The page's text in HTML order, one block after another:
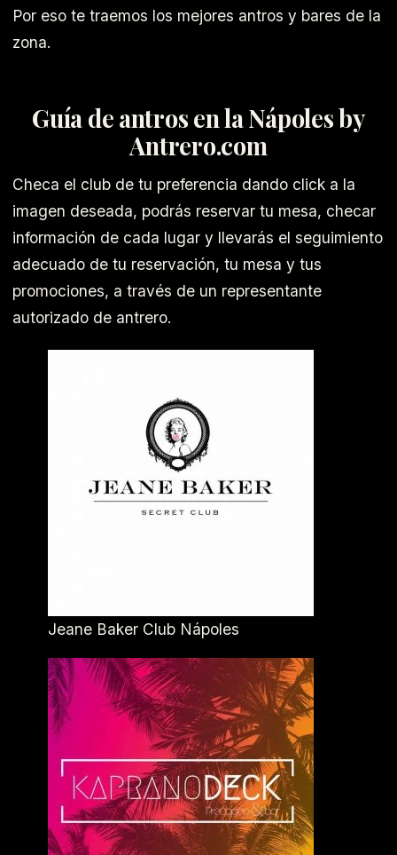
Por eso te traemos los mejores antros y bares de la
zona.
Guía de antros en la Nápoles by
Antrero.com
Checa el club de tu preferencia dando click a la
imagen deseada, podrás reservar tu mesa, checar
información de cada lugar y llevarás el seguimiento
adecuado de tu reservación, tu mesa y tus
promociones, a través de un representante
autorizado de antrero.
Jeane Baker Club Nápoles